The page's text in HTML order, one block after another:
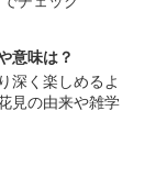
意味は？
深く楽しめるよ
見の由来や雑学